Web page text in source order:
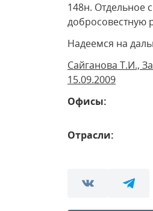
148н. Отдельное
добросовестную
Надеемся на
Сайганова Т.И.,
15.09.2009
Офисы:
Отрасли: